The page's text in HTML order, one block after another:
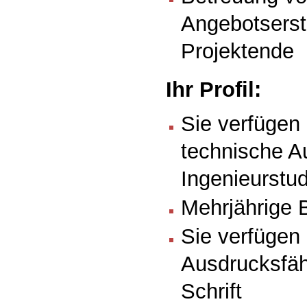
Projektende
Ihr Profil:
Sie
technische
Mehrjährige
Sie
Schrift